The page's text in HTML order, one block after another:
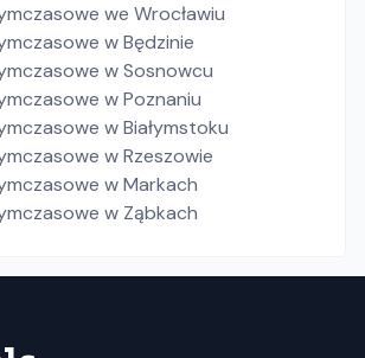
we Wrocławiu
w Będzinie
w Sosnowcu
w Poznaniu
w Białymstoku
w Rzeszowie
w Markach
w Ząbkach